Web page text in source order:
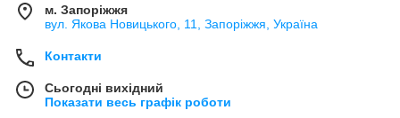
м. Запоріжжя
вул. Якова Новицького, 11, Запоріжжя, Україна
Контакти
Сьогодні вихідний
Показати весь графік роботи